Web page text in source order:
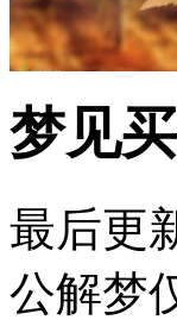
梦见
最后更
公解梦